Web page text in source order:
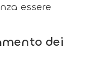
essere
dei